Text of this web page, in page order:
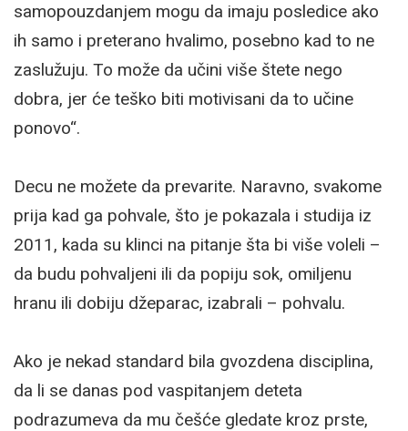
samopouzdanjem mogu da imaju posledice ako
ih samo i preterano hvalimo, posebno kad to ne
zaslužuju. To može da učini više štete nego
dobra, jer će teško biti motivisani da to učine
ponovo“.
Decu ne možete da prevarite. Naravno, svakome
prija kad ga pohvale, što je pokazala i studija iz
2011, kada su klinci na pitanje šta bi više voleli –
da budu pohvaljeni ili da popiju sok, omiljenu
hranu ili dobiju džeparac, izabrali – pohvalu.
Ako je nekad standard bila gvozdena disciplina,
da li se danas pod vaspitanjem deteta
podrazumeva da mu češće gledate kroz prste,